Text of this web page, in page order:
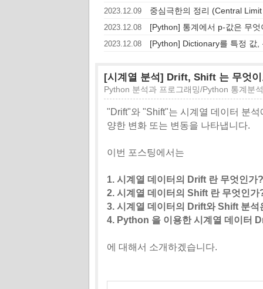
2023.12.09 중심극한의 정리 (Central
2023.12.08 [Python] 통계에서 p-값은 무
2023.12.08 [Python] Dictionary를 특정 값,
[시계열 분석] Drift, Shift 는 무엇
Python 분석과 프로그래밍/Python 통계분석
"Drift"와 "Shift"는 시계열 데이터 분
양한 변화 또는 변동을 나타냅니다.
이번 포스팅에서는
1. 시계열 데이터의 Drift 란 무엇인가
2. 시계열 데이터의 Shift 란 무엇인
3. 시계열 데이터의 Drift와 Shift 분석
4. Python 을 이용한 시계열 데이터
에 대해서 소개하겠습니다.